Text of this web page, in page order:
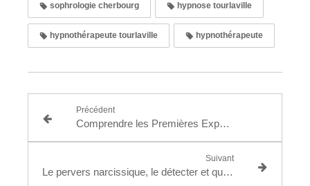
sophrologie cherbourg hypnose tourlaville
hypnothérapeute tourlaville hypnothérapeute
Précédent
Comprendre les Premières Expériences de la Vie : les traumatismes autour de la naissance
Suivant
Le pervers narcissique, le détecter et que puis je faire pour m'en sortir ?